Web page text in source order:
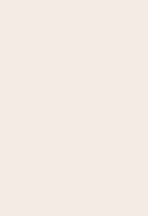
en masse kærlighed i øjeblikket.